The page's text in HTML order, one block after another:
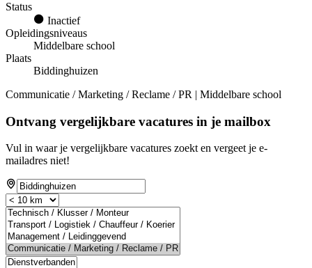
Status
Inactief
Opleidingsniveaus
Middelbare school
Plaats
Biddinghuizen
Communicatie / Marketing / Reclame / PR | Middelbare school
Ontvang vergelijkbare vacatures in je mailbox
Vul in waar je vergelijkbare vacatures zoekt en vergeet je e-
mailadres niet!